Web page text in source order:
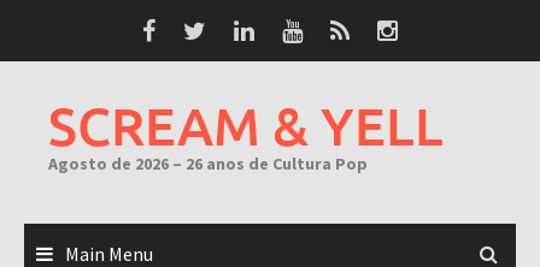
SCREAM & YELL
Agosto de 2026 – 26 anos de Cultura Pop
Main Menu